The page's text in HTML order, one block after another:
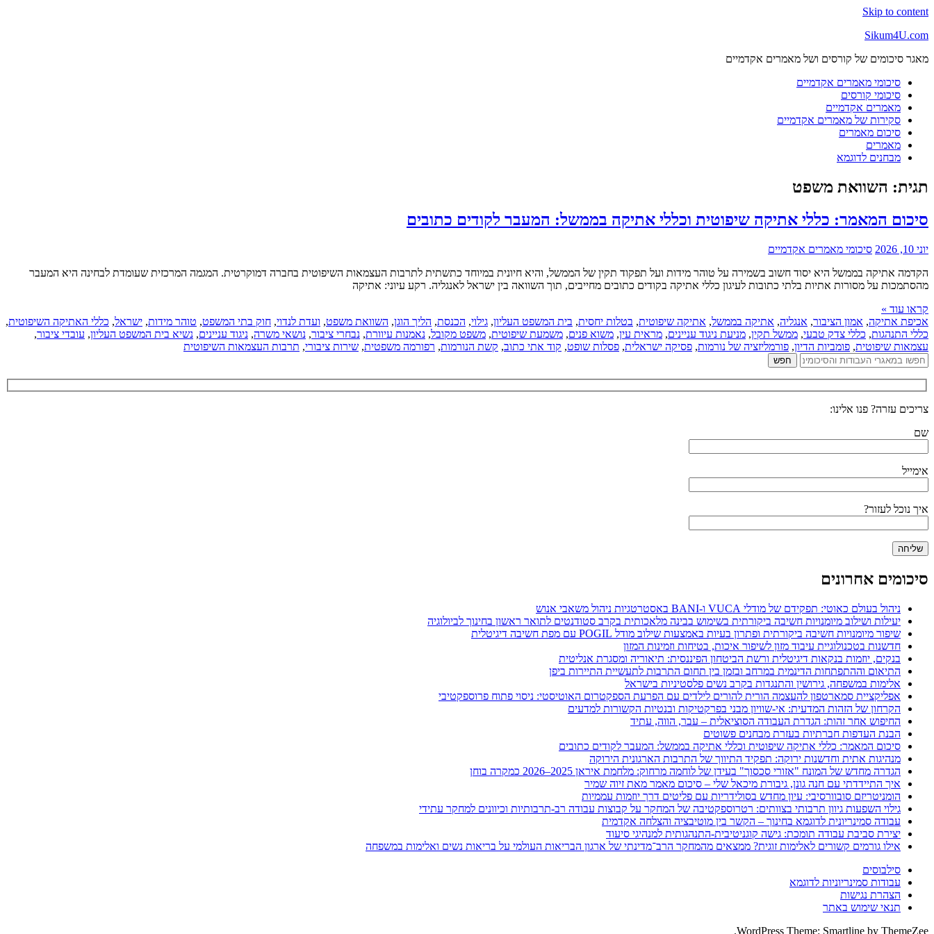
Skip to content
Sikum4U.com
מאגר סיכומים של קורסים ושל מאמרים אקדמיים
סיכומי מאמרים אקדמיים
סיכומי קורסים
מאמרים אקדמיים
סקירות של מאמרים אקדמיים
סיכום מאמרים
מאמרים
מבחנים לדוגמא
תגית: השוואת משפט
סיכום המאמר: כללי אתיקה שיפוטית וכללי אתיקה בממשל: המעבר לקודים כתובים
יוני 10, 2026
סיכומי מאמרים אקדמיים
הקדמה אתיקה בממשל היא יסוד חשוב בשמירה על טוהר מידות ועל תפקוד תקין של הממשל, והיא חיונית במיוחד כתשתית לתרבות העצמאות השיפוטית בחברה דמוקרטית. המגמה המרכזית שעומדת לבחינה היא המעבר
מהסתמכות על מסורות אתיות בלתי כתובות לעיגון כללי אתיקה בקודים כתובים מחייבים, תוך השוואה בין ישראל לאנגליה. רקע עיוני: אתיקה
קראו עוד »
אכיפת אתיקה, אמון הציבור, אנגליה, אתיקה בממשל, אתיקה שיפוטית, בטלות יחסית, בית המשפט העליון, גילוי, הכנסת, הליך הוגן, השוואת משפט, ועדת לנדוי, חוק בתי המשפט, טוהר מידות, ישראל, כללי האתיקה השיפוטית,
כללי התנהגות, כללי צדק טבעי, ממשל תקין, מניעת ניגוד עניינים, מראית עין, משוא פנים, משמעת שיפוטית, משפט מקובל, נאמנות עיוורת, נבחרי ציבור, נושאי משרה, ניגוד עניינים, נשיא בית המשפט העליון, עובדי ציבור,
עצמאות שיפוטית, פומביות הדיון, פורמליזציה של נורמות, פסיקה ישראלית, פסלות שופט, קוד אתי כתוב, קשת הנורמות, רפורמה משפטית, שירות ציבורי, תרבות העצמאות השיפוטית
צריכים עזרה? פנו אלינו:
שם
אימייל
איך נוכל לעזור?
סיכומים אחרונים
ניהול בעולם כאוטי: תפקידם של מודלי VUCA ו-BANI באסטרטגיות ניהול משאבי אנוש
יעילות ושילוב מיומנויות חשיבה ביקורתית בשימוש בבינה מלאכותית בקרב סטודנטים לתואר ראשון בחינוך לביולוגיה
שיפור מיומנויות חשיבה ביקורתית ופתרון בעיות באמצעות שילוב מודל POGIL עם מפת חשיבה דיגיטלית
חדשנות בטכנולוגיית עיבוד מזון לשיפור איכות, בטיחות וזמינות המזון
בנקים, יוזמות בנקאות דיגיטלית ורשת הביטחון הפיננסית: תיאוריה ומסגרת אנליטית
התיאום וההתפתחות הדינמית במרחב ובזמן בין תחום התרבות לתעשיית התיירות ביפן
אלימות במשפחה, גירושין והתנגדות בקרב נשים פלסטיניות בישראל
אפליקציית סמארטפון להעצמה הורית להורים לילדים עם הפרעת הספקטרום האוטיסטי: ניסוי פתוח פרוספקטיבי
הקרחון של הזהות המדעית: אי-שוויון מבני בפרקטיקות ובנטיות הקשורות למדעים
החיפוש אחר זהות: הגדרת העבודה הסוציאלית – עבר, הווה, עתיד
הבנת העדפות חברתיות בעזרת מבחנים פשוטים
סיכום המאמר: כללי אתיקה שיפוטית וכללי אתיקה בממשל: המעבר לקודים כתובים
מנהיגות אתית וחדשנות ירוקה: תפקיד התיווך של התרבות הארגונית הירוקה
הגדרה מחדש של המונח "אזורי סכסוך" בעידן של לוחמה מרחוק: מלחמת איראן 2025–2026 כמקרה בוחן
איך התיידדתי עם חנה גונן, גיבורת מיכאל שלי – סיכום מאמר מאת זיוה שמיר
הומניטריזם סובוורסיבי: עיון מחדש בסולידריות עם פליטים דרך יוזמות עממיות
גילוי השפעות גיוון תרבותי בצוותים: רטרוספקטיבה של המחקר על קבוצות עבודה רב-תרבותיות וכיוונים למחקר עתידי
עבודה סמינריונית לדוגמא בחינוך – הקשר בין מוטיבציה והצלחה אקדמית
יצירת סביבת עבודה תומכת: גישה קוגניטיבית-התנהגותית למנהיגי סיעוד
אילו גורמים קשורים לאלימות זוגית? ממצאים מהמחקר הרב־מדינתי של ארגון הבריאות העולמי על בריאות נשים ואלימות במשפחה
סילבוסים
עבודות סמינריוניות לדוגמא
הצהרת נגישות
תנאי שימוש באתר
WordPress Theme: Smartline by ThemeZee.